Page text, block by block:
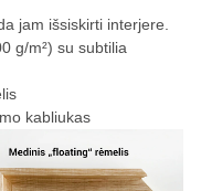
jam išsiskirti interjere.
g/m²) su subtilia
kabliukas